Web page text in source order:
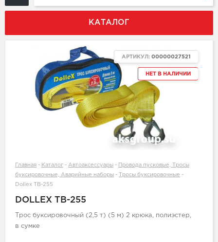
КАТАЛОГ
НЕТ В НАЛИЧИИ
АРТИКУЛ: 00000027521
Главная - Каталог - Автоаксессуары -
Провода пусковые, Тросы
буксировочные, Аварийные наборы - Тросы буксировочные -
Dollex TB-255
DOLLEX TB-255
Трос буксировочный (2,5 т) (5 м) 2 крюка, полиэстер,
в сумке